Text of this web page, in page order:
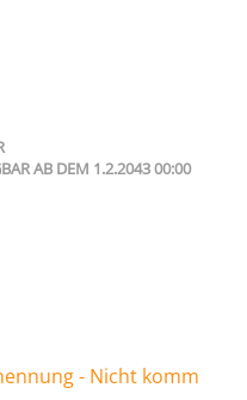
AB DEM 1.2.2043 00:00
- Nicht komm